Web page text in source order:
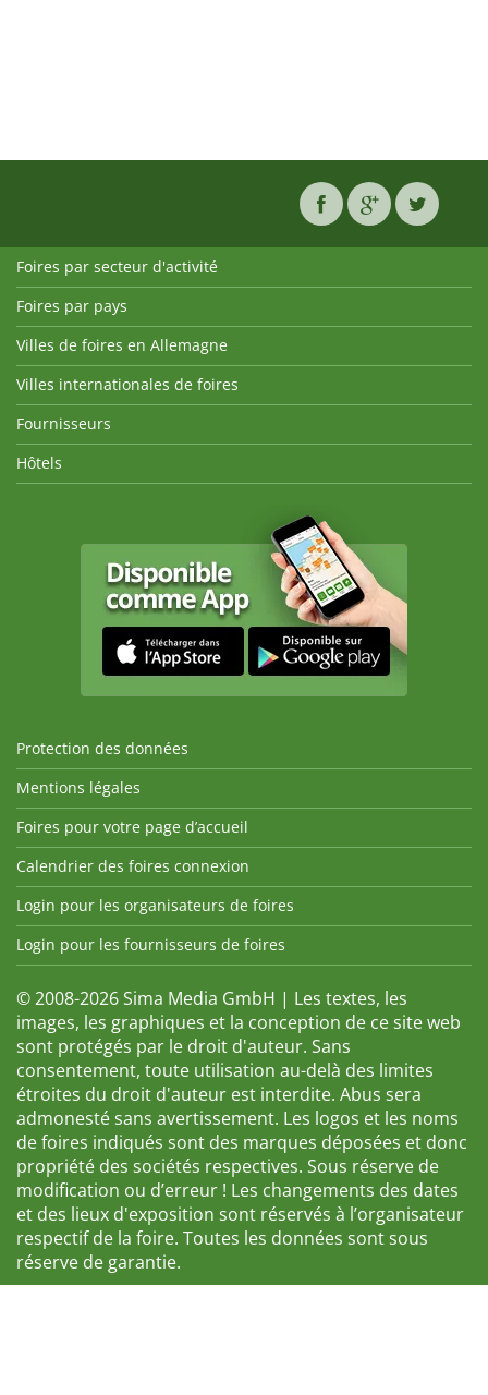
Foires par secteur d'activité
Foires par pays
Villes de foires en Allemagne
Villes internationales de foires
Fournisseurs
Hôtels
Protection des données
Mentions légales
Foires pour votre page d’accueil
Calendrier des foires connexion
Login pour les organisateurs de foires
Login pour les fournisseurs de foires
© 2008-2026 Sima Media GmbH | Les textes, les
images, les graphiques et la conception de ce site web
sont protégés par le droit d'auteur. Sans
consentement, toute utilisation au-delà des limites
étroites du droit d'auteur est interdite. Abus sera
admonesté sans avertissement. Les logos et les noms
de foires indiqués sont des marques déposées et donc
propriété des sociétés respectives. Sous réserve de
modification ou d’erreur ! Les changements des dates
et des lieux d'exposition sont réservés à l’organisateur
respectif de la foire. Toutes les données sont sous
réserve de garantie.